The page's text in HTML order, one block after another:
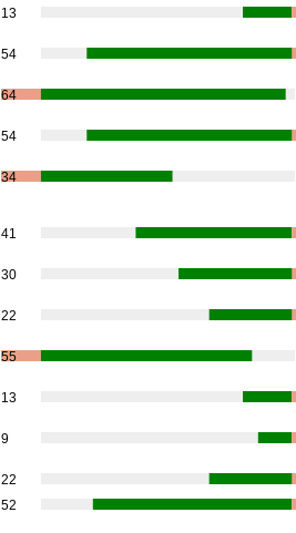
13
54
64
54
34
41
30
22
55
13
9
22
52